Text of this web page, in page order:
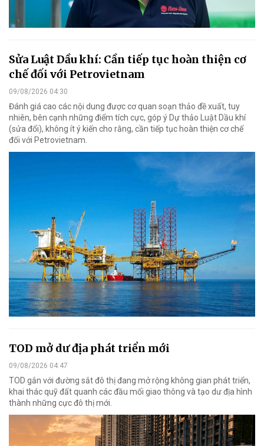
Sửa Luật Dầu khí: Cần tiếp tục hoàn thiện cơ
chế đối với Petrovietnam
09/08/2026 04:30
Đánh giá cao các nội dung được cơ quan soạn thảo đề xuất, tuy
nhiên, bên cạnh những điểm tích cực, góp ý Dự thảo Luật Dầu khí
(sửa đổi), không ít ý kiến cho rằng, cần tiếp tục hoàn thiện cơ chế
đối với Petrovietnam.
TOD mở dư địa phát triển mới
09/08/2026 04:47
TOD gắn với đường sắt đô thị đang mở rộng không gian phát triển,
khai thác quỹ đất quanh các đầu mối giao thông và tạo dư địa hình
thành những cực đô thị mới.